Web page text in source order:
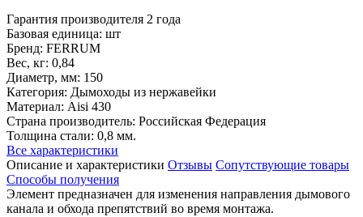
Гарантия производителя 2 года
Базовая единица: шт
Бренд: FERRUM
Вес, кг: 0,84
Диаметр, мм: 150
Категория: Дымоходы из нержавейки
Материал: Aisi 430
Страна производитель: Российская Федерация
Толщина стали: 0,8 мм.
Все характеристики
Описание и характеристики Отзывы Сопутствующие товары
Способы получения
Элемент предназначен для изменения направления дымового
канала и обхода препятствий во время монтажа.